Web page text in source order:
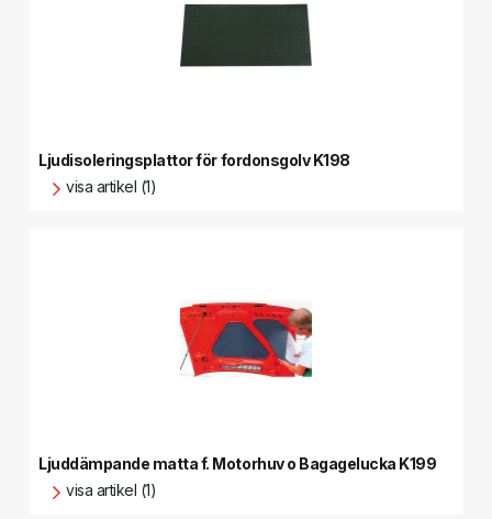
Ljudisoleringsplattor för fordonsgolv K198
visa artikel (1)
Ljuddämpande matta f. Motorhuv o Bagagelucka K199
visa artikel (1)